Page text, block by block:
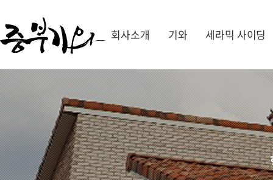
회사소개 기와 세라믹 사이딩